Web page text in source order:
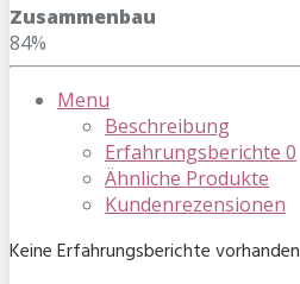
Zusammenbau
84%
Menu
Beschreibung
Erfahrungsberichte 0
Ähnliche Produkte
Kundenrezensionen
Keine Erfahrungsberichte vorhanden